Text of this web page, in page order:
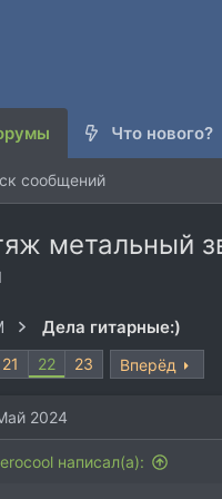
Что нового?
сообщений
метальный
Дела гитарные:)
21 22 23 Вперёд
2024
написал(а):